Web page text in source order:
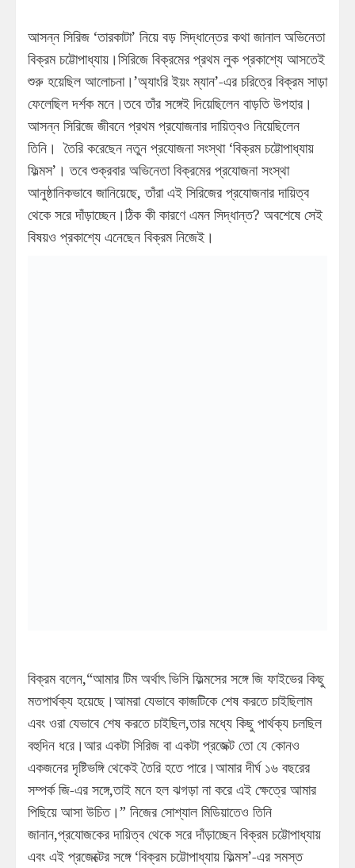
আসন্ন সিরিজ ‘তারকাটা’ নিয়ে বড় সিদ্ধান্তের কথা জানাল অভিনেতা
বিক্রম চট্টোপাধ্যায়।সিরিজে বিক্রমের প্রথম লুক প্রকাশ্যে আসতেই
শুরু হয়েছিল আলোচনা।’অ্যাংরি ইয়ং ম্যান’-এর চরিত্রে বিক্রম সাড়া
ফেলেছিল দর্শক মনে।তবে তাঁর সঙ্গেই দিয়েছিলেন বাড়তি উপহার।
আসন্ন সিরিজে জীবনে প্রথম প্রযোজনার দায়িত্বও নিয়েছিলেন
তিনি। তৈরি করেছেন নতুন প্রযোজনা সংস্থা ‘বিক্রম চট্টোপাধ্যায়
ফিল্মস’। তবে শুক্রবার অভিনেতা বিক্রমের প্রযোজনা সংস্থা
আনুষ্ঠানিকভাবে জানিয়েছে, তাঁরা এই সিরিজের প্রযোজনার দায়িত্ব
থেকে সরে দাঁড়াচ্ছেন।ঠিক কী কারণে এমন সিদ্ধান্ত? অবশেষে সেই
বিষয়ও প্রকাশ্যে এনেছেন বিক্রম নিজেই।
বিক্রম বলেন,“আমার টিম অর্থাৎ ভিসি ফিল্মসের সঙ্গে জি ফাইভের কিছু
মতপার্থক্য হয়েছে।আমরা যেভাবে কাজটিকে শেষ করতে চাইছিলাম
এবং ওরা যেভাবে শেষ করতে চাইছিল,তার মধ্যে কিছু পার্থক্য চলছিল
বহুদিন ধরে।আর একটা সিরিজ বা একটা প্রজেক্ট তো যে কোনও
একজনের দৃষ্টিভঙ্গি থেকেই তৈরি হতে পারে।আমার দীর্ঘ ১৬ বছরের
সম্পর্ক জি-এর সঙ্গে,তাই মনে হল ঝগড়া না করে এই ক্ষেত্রে আমার
পিছিয়ে আসা উচিত।” নিজের সোশ্যাল মিডিয়াতেও তিনি
জানান,প্রযোজকের দায়িত্ব থেকে সরে দাঁড়াচ্ছেন বিক্রম চট্টোপাধ্যায়
এবং এই প্রজেক্টের সঙ্গে ‘বিক্রম চট্টোপাধ্যায় ফিল্মস’-এর সমস্ত